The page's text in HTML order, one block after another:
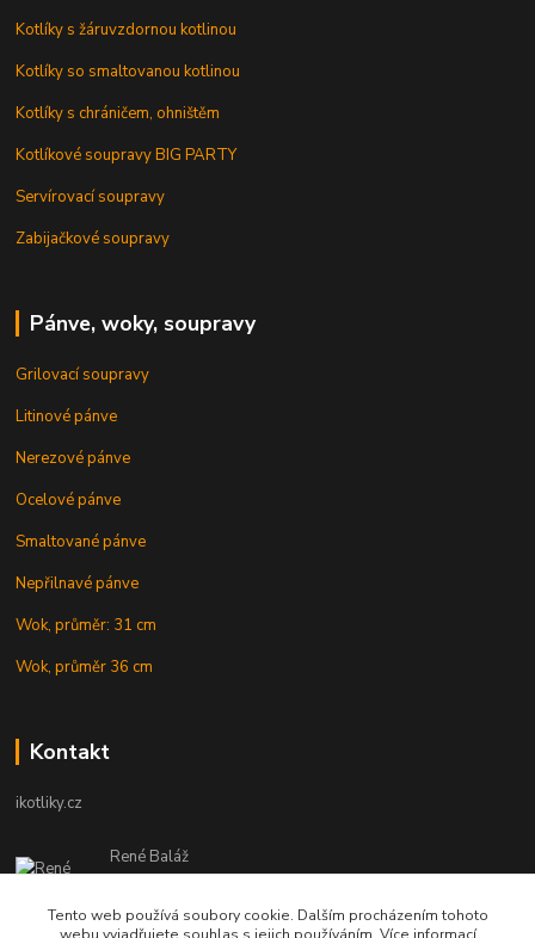
Kotlíky s žáruvzdornou kotlinou
Kotlíky so smaltovanou kotlinou
Kotlíky s chráničem, ohništěm
Kotlíkové soupravy BIG PARTY
Servírovací soupravy
Zabijačkové soupravy
Pánve, woky, soupravy
Grilovací soupravy
Litinové pánve
Nerezové pánve
Ocelové pánve
Smaltované pánve
Nepřilnavé pánve
Wok, průměr: 31 cm
Wok, průměr 36 cm
Kontakt
ikotliky.cz
René Baláž
Eshop: +421 902 212 007
od 8:00 - do 16:00 hod
Tento web používá soubory cookie. Dalším procházením tohoto